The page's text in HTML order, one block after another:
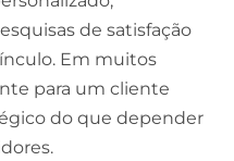
de satisfação
Em muitos
para um cliente
do que depender